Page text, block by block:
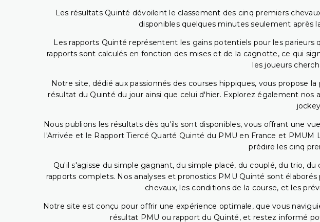
Les résultats Quinté dévoilent le classement des cinq premiers
disponibles quelques minutes seulement après
Les rapports Quinté représentent les gains potentiels pour les
rapports sont calculés en fonction des mises et de la cagnotte, ce qui
les joueurs
Notre site, dédié aux passionnés des courses hippiques, vous propose
résultat du Quinté du jour ainsi que celui d'hier. Explorez également
Nous publions les résultats dès qu'ils sont disponibles, vous offrant une
l'Arrivée et le Rapport Tiercé Quarté Quinté du PMU en France et PMUM
prédire les cinq
Qu'il s'agisse du simple gagnant, du simple placé, du couplé, du trio,
rapports complets. Nos analyses et pronostics PMU Quinté sont
chevaux, les conditions de la course, et les
Notre site est conçu pour offrir une expérience optimale, que vous
résultat PMU ou rapport du Quinté, et restez informé